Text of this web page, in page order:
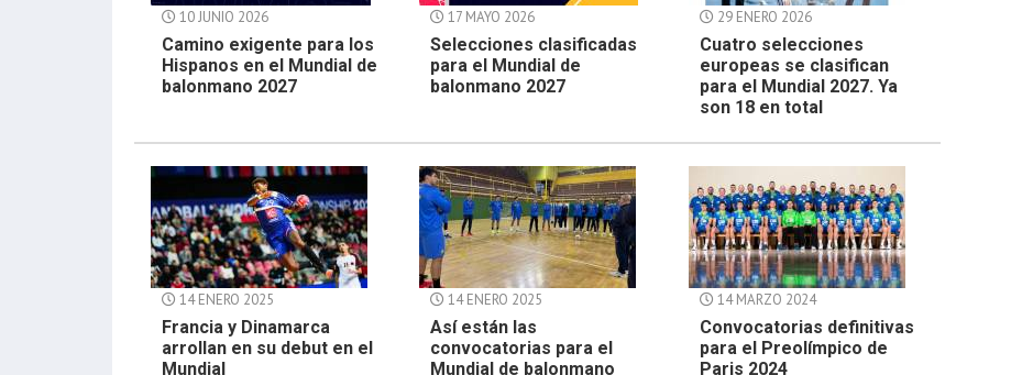
10 JUNIO 2026
Camino exigente para los
Hispanos en el Mundial de
balonmano 2027
17 MAYO 2026
Selecciones clasificadas
para el Mundial de
balonmano 2027
29 ENERO 2026
Cuatro selecciones
europeas se clasifican
para el Mundial 2027. Ya
son 18 en total
14 ENERO 2025
Francia y Dinamarca
arrollan en su debut en el
Mundial
14 ENERO 2025
Así están las
convocatorias para el
Mundial de balonmano
14 MARZO 2024
Convocatorias definitivas
para el Preolímpico de
Paris 2024